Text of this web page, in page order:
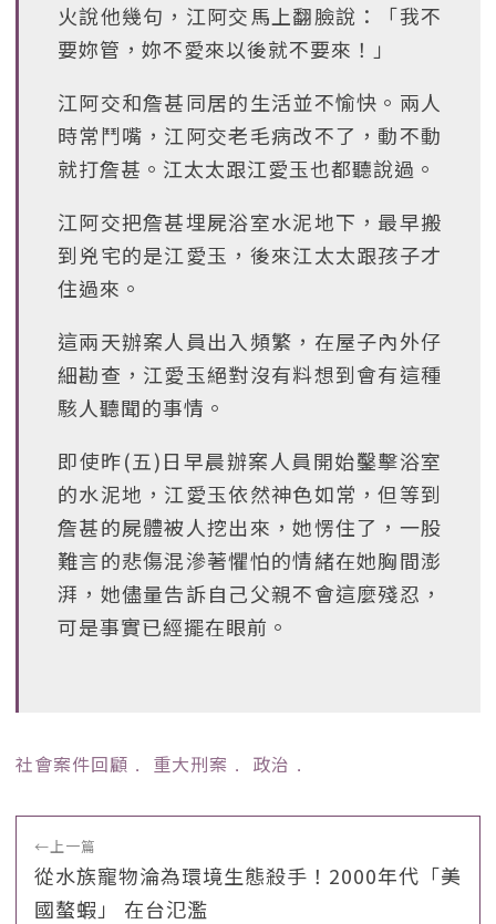
火說他幾句，江阿交馬上翻臉說：「我不
要妳管，妳不愛來以後就不要來！」
江阿交和詹甚同居的生活並不愉快。兩人
時常鬥嘴，江阿交老毛病改不了，動不動
就打詹甚。江太太跟江愛玉也都聽說過。
江阿交把詹甚埋屍浴室水泥地下，最早搬
到兇宅的是江愛玉，後來江太太跟孩子才
住過來。
這兩天辦案人員出入頻繁，在屋子內外仔
細勘查，江愛玉絕對沒有料想到會有這種
駭人聽聞的事情。
即使昨(五)日早晨辦案人員開始鑿擊浴室
的水泥地，江愛玉依然神色如常，但等到
詹甚的屍體被人挖出來，她愣住了，一股
難言的悲傷混滲著懼怕的情緒在她胸間澎
湃，她儘量告訴自己父親不會這麼殘忍，
可是事實已經擺在眼前。
社會案件回顧 ﹒ 重大刑案 ﹒ 政治 ﹒
←上一篇
從水族寵物淪為環境生態殺手！2000年代「美
國螯蝦」 在台氾濫